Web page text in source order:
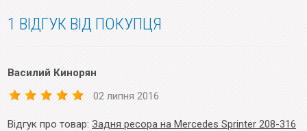
1 ВІДГУК ВІД ПОКУПЦЯ
Василий Кинорян
02 липня 2016
Відгук про товар: Задня ресора на Mercedes Sprinter 208-316